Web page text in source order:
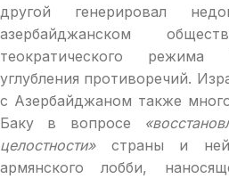
другой генерировал
азербайджанском
теократического
углубления противоречий.
с Азербайджаном также
Баку в вопросе
целостности»страны и
армянского лобби,